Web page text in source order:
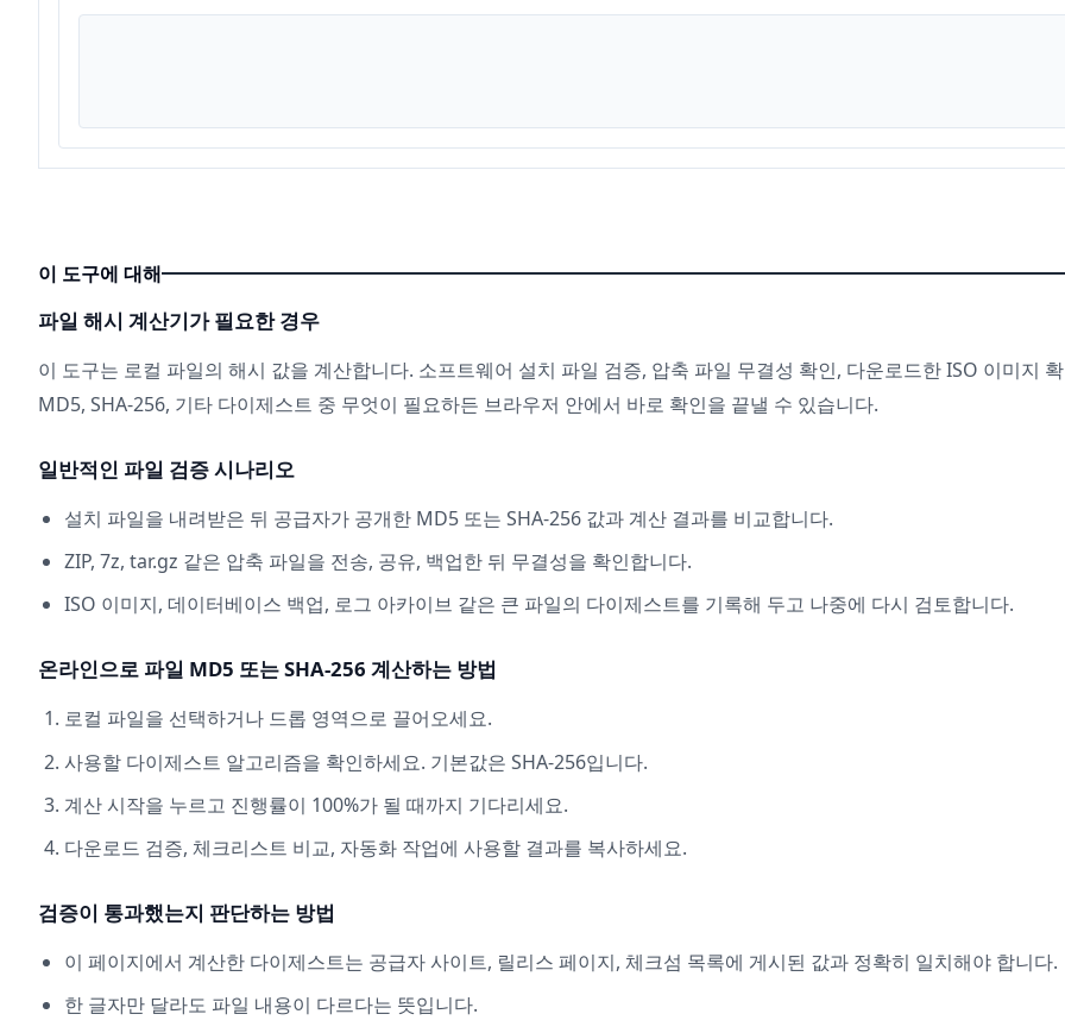
이 도구에 대해
파일 해시 계산기가 필요한 경우
이 도구는 로컬 파일의 해시 값을 계산합니다. 소프트웨어 설치 파일 검증, 압축 파일 무결성 확인, 다운로드한 ISO 이미지
MD5, SHA-256, 기타 다이제스트 중 무엇이 필요하든 브라우저 안에서 바로 확인을 끝낼 수 있습니다.
일반적인 파일 검증 시나리오
설치 파일을 내려받은 뒤 공급자가 공개한 MD5 또는 SHA-256 값과 계산 결과를 비교합니다.
ZIP, 7z, tar.gz 같은 압축 파일을 전송, 공유, 백업한 뒤 무결성을 확인합니다.
ISO 이미지, 데이터베이스 백업, 로그 아카이브 같은 큰 파일의 다이제스트를 기록해 두고 나중에 다시 검토합니다.
온라인으로 파일 MD5 또는 SHA-256 계산하는 방법
로컬 파일을 선택하거나 드롭 영역으로 끌어오세요.
사용할 다이제스트 알고리즘을 확인하세요. 기본값은 SHA-256입니다.
계산 시작을 누르고 진행률이 100%가 될 때까지 기다리세요.
다운로드 검증, 체크리스트 비교, 자동화 작업에 사용할 결과를 복사하세요.
검증이 통과했는지 판단하는 방법
이 페이지에서 계산한 다이제스트는 공급자 사이트, 릴리스 페이지, 체크섬 목록에 게시된 값과 정확히 일치해야 합니다.
한 글자만 달라도 파일 내용이 다르다는 뜻입니다.